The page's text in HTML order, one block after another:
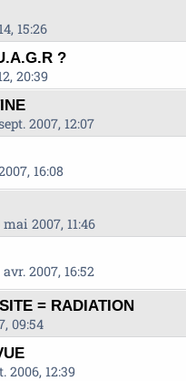
15:26
?
20:39
2007, 12:07
16:08
mai 2007, 11:46
avr. 2007, 16:52
= RADIATION
09:54
2006, 12:39